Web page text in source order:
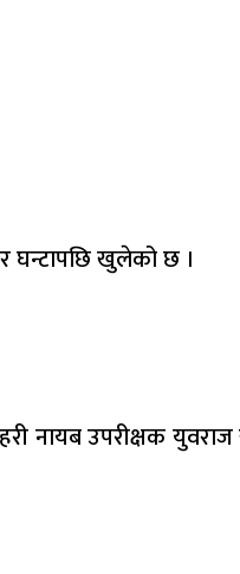
घन्टापछि खुलेको छ ।
नायब उपरीक्षक